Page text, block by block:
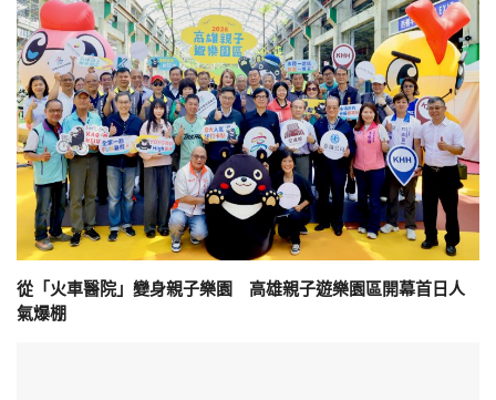
從「火車醫院」變身親子樂園 高雄親子遊樂園區開幕首日人
氣爆棚